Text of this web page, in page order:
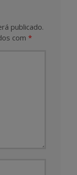
publicado.
com *